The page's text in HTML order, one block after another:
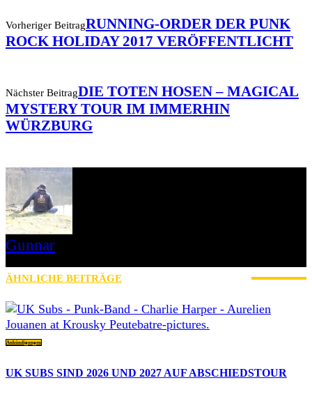
Vorheriger BeitragRUNNING-ORDER DER PUNK
ROCK HOLIDAY 2017 VERÖFFENTLICHT
Nächster BeitragDIE TOTEN HOSEN – MAGICAL
MYSTERY TOUR IM IMMERHIN
WÜRZBURG
Gunnar
ÄHNLICHE BEITRÄGE
Ankündigungen
UK SUBS SIND 2026 UND 2027 AUF ABSCHIEDSTOUR